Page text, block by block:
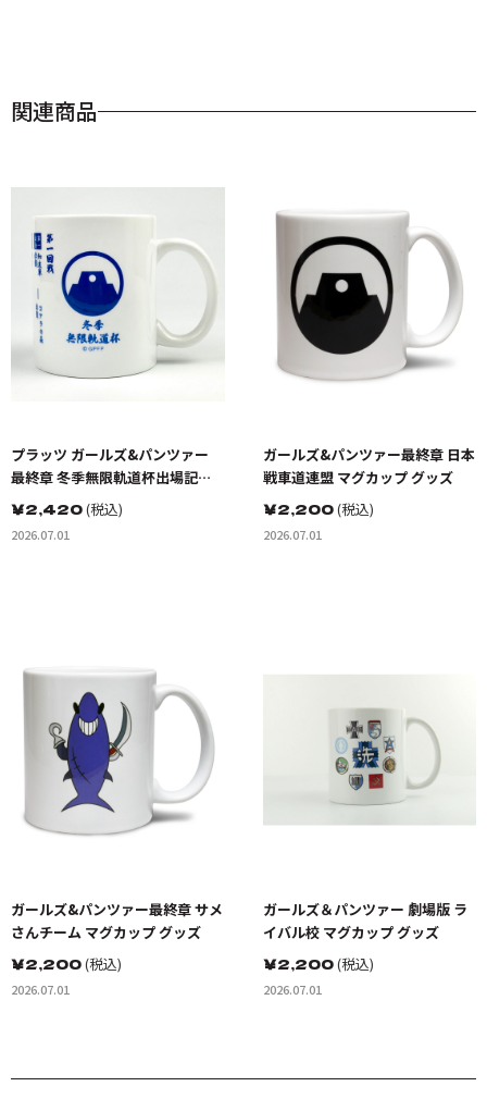
関連商品
プラッツ ガールズ&パンツァー
最終章 冬季無限軌道杯出場記念
マグカップ グッズ
￥2,420(税込)
2026.07.01
ガールズ&パンツァー最終章 日本
戦車道連盟 マグカップ グッズ
￥2,200(税込)
2026.07.01
ガールズ&パンツァー最終章 サメ
さんチーム マグカップ グッズ
￥2,200(税込)
2026.07.01
ガールズ＆パンツァー 劇場版 ラ
イバル校 マグカップ グッズ
￥2,200(税込)
2026.07.01